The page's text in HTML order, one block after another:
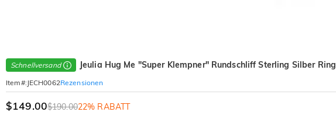
Schnellversand Jeulia Hug Me "Super Klempner" Rundschliff Sterling Silber Ring
Item#: JECH0062Rezensionen
$149.00$190.0022% RABATT